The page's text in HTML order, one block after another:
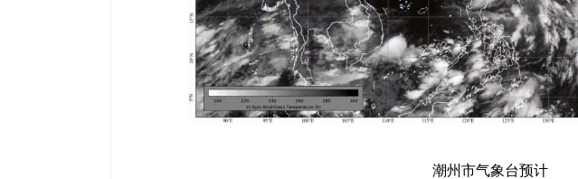
潮州市气象台预计